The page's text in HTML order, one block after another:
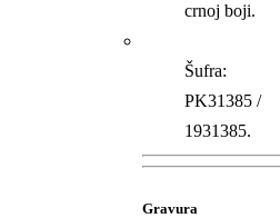
crnoj boji.
Šufra:
PK31385 /
1931385.
Gravura